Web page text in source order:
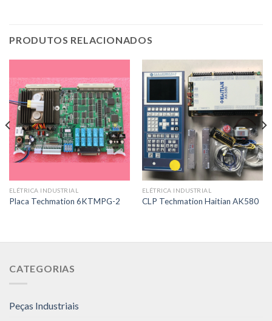
PRODUTOS RELACIONADOS
ELÉTRICA INDUSTRIAL
Placa Techmation 6KTMPG-2
ELÉTRICA INDUSTRIAL
CLP Techmation Haitian AK580
CATEGORIAS
Peças Industriais